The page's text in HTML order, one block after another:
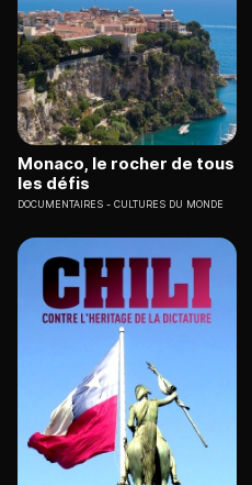
Monaco, le rocher de tous
les défis
DOCUMENTAIRES CULTURES DU MONDE